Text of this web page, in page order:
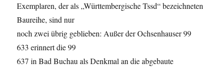
Exemplaren, der als „Württembergische Tssd“ bezeichneten
Baureihe, sind nur
noch zwei übrig geblieben: Außer der Ochsenhauser 99
633 erinnert die 99
637 in Bad Buchau als Denkmal an die abgebaute